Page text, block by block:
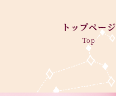
トップページ
Top